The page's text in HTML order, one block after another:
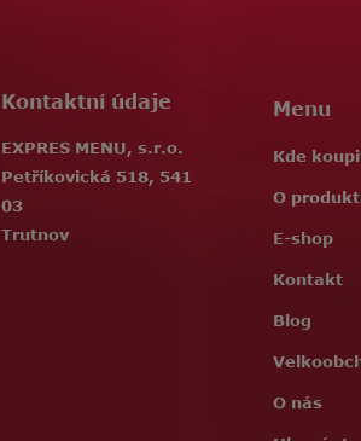
Kontaktní údaje
EXPRES MENU, s.r.o.
Petříkovická 518, 541
03
Trutnov
Menu
Kde
O
E-shop
Kontakt
Blog
O nás